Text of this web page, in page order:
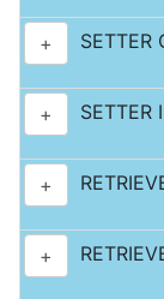
+
+ SETTER
+
+